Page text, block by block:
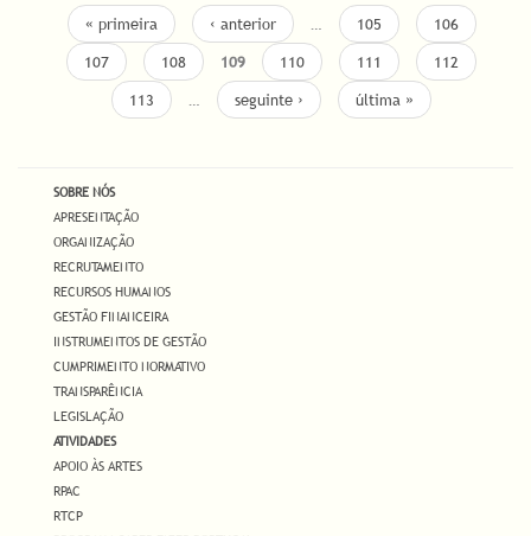
« primeira ‹ anterior … 105
106
107
108 109 110 111
112
113
… seguinte › última »
SOBRE NÓS
APRESENTAÇÃO
ORGANIZAÇÃO
RECRUTAMENTO
RECURSOS HUMANOS
GESTÃO FINANCEIRA
INSTRUMENTOS DE GESTÃO
CUMPRIMENTO NORMATIVO
TRANSPARÊNCIA
LEGISLAÇÃO
ATIVIDADES
APOIO ÀS ARTES
RPAC
RTCP